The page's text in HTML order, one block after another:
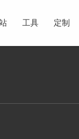
工具 定制